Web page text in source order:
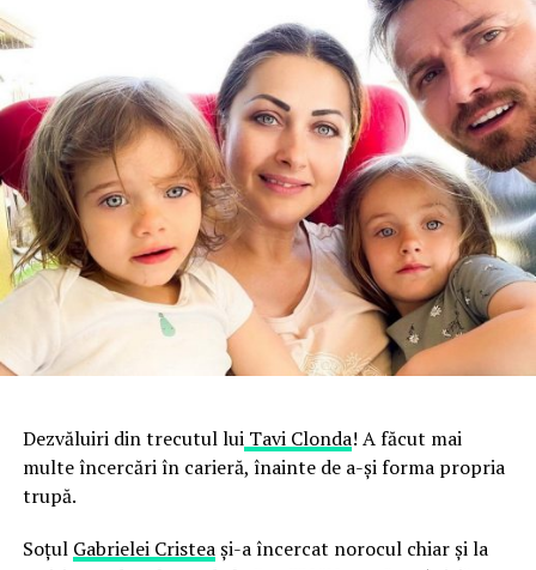
Dezvăluiri din trecutul luiTavi Clonda! A făcut mai
multe încercări în carieră, înainte de a-și forma propria
trupă.
Soțul Gabrielei Cristeași-a încercat norocul chiar și la